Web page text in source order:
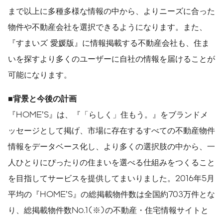
まで以上に多種多様な情報の中から、よりニーズに合った
物件や不動産会社を選択できるようになります。また、
『すまいズ 愛媛版』に情報掲載する不動産会社も、住ま
いを探すより多くのユーザーに自社の情報を届けることが
可能になります。
■背景と今後の計画
『HOME’S』は、『「らしく」住もう。』をブランドメ
ッセージとして掲げ、市場に存在するすべての不動産物件
情報をデータベース化し、より多くの選択肢の中から、一
人ひとりにぴったりの住まいを選べる仕組みをつくること
を目指してサービスを提供してまいりました。2016年5月
平均の『HOME’S』の総掲載物件数は全国約703万件とな
り、総掲載物件数No.1(※)の不動産・住宅情報サイトと